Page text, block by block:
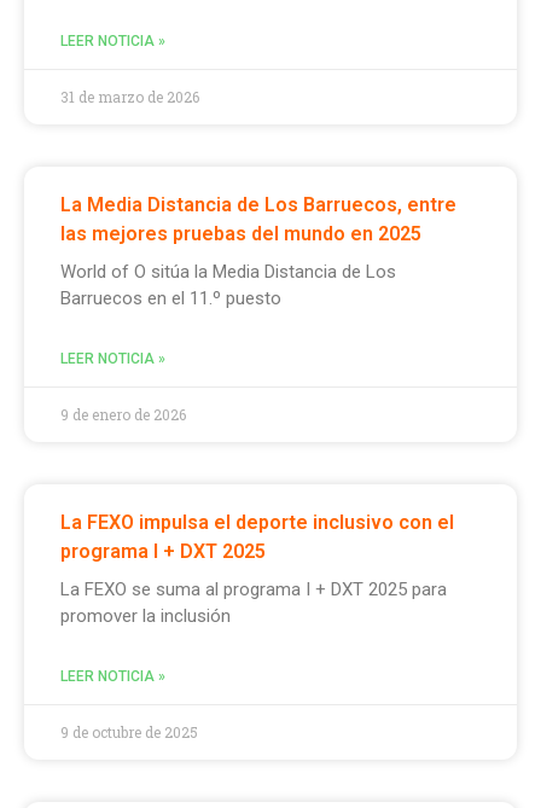
LEER NOTICIA »
31 de marzo de 2026
La Media Distancia de Los Barruecos, entre
las mejores pruebas del mundo en 2025
World of O sitúa la Media Distancia de Los
Barruecos en el 11.º puesto
LEER NOTICIA »
9 de enero de 2026
La FEXO impulsa el deporte inclusivo con el
programa I + DXT 2025
La FEXO se suma al programa I + DXT 2025 para
promover la inclusión
LEER NOTICIA »
9 de octubre de 2025